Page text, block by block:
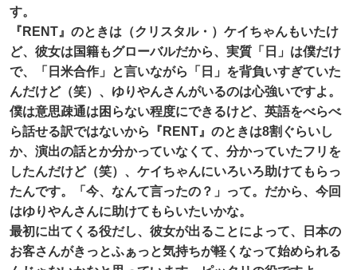
す。
『RENT』のときは（クリスタル・）ケイちゃんもいたけ
ど、彼女は国籍もグローバルだから、実質「日」は僕だけ
で、「日米合作」と言いながら「日」を背負いすぎていた
んだけど（笑）、ゆりやんさんがいるのは心強いですよ。
僕は意思疎通は困らない程度にできるけど、英語をべらべ
ら話せる訳ではないから『RENT』のときは8割ぐらいし
か、演出の話とか分かっていなくて、分かっていたフリを
したんだけど（笑）、ケイちゃんにいろいろ助けてもらっ
たんです。「今、なんて言ったの？」って。だから、今回
はゆりやんさんに助けてもらいたいかな。
最初に出てくる役だし、彼女が出ることによって、日本の
お客さんがきっとふぁっと気持ちが軽くなって始められる